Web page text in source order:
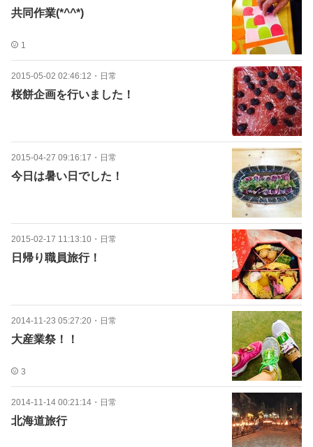
共同作業(*^^*)
1
2015-05-02 02:46:12 ・ 日常
桜餅企画を行いました！
2015-04-27 09:16:17 ・ 日常
今日は暑い日でした！
2015-02-17 11:13:10 ・ 日常
日帰り職員旅行！
2014-11-23 05:27:20 ・ 日常
大産業祭！！
3
2014-11-14 00:21:14 ・ 日常
北海道旅行